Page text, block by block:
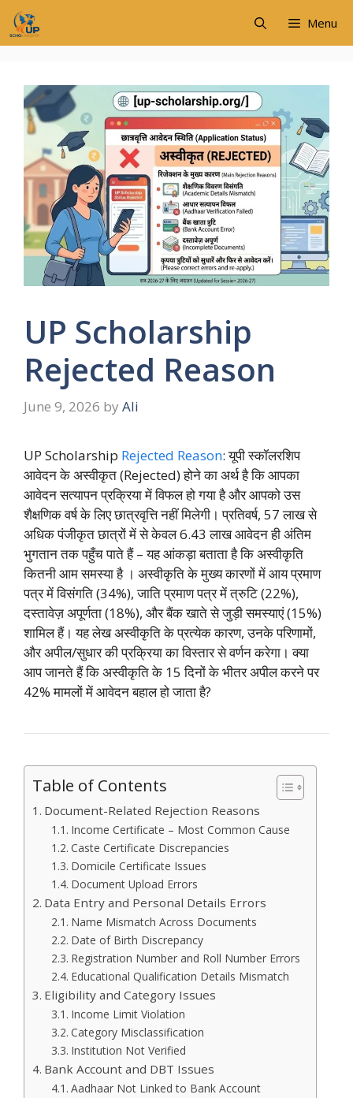
Skip
content
Menu
UP Scholarship
Rejected Reason
June 9, 2026 by Ali
UP Scholarship Rejected Reason: यूपी स्कॉलरशिप
आवेदन के अस्वीकृत (Rejected) होने का अर्थ है कि आपका
आवेदन सत्यापन प्रक्रिया में विफल हो गया है और आपको उस
शैक्षणिक वर्ष के लिए छात्रवृत्ति नहीं मिलेगी। प्रतिवर्ष, 57 लाख से
अधिक पंजीकृत छात्रों में से केवल 6.43 लाख आवेदन ही अंतिम
भुगतान तक पहुँच पाते हैं – यह आंकड़ा बताता है कि अस्वीकृति
कितनी आम समस्या है । अस्वीकृति के मुख्य कारणों में आय प्रमाण
पत्र में विसंगति (34%), जाति प्रमाण पत्र में त्रुटि (22%),
दस्तावेज़ अपूर्णता (18%), और बैंक खाते से जुड़ी समस्याएं (15%)
शामिल हैं। यह लेख अस्वीकृति के प्रत्येक कारण, उनके परिणामों,
और अपील/सुधार की प्रक्रिया का विस्तार से वर्णन करेगा। क्या
आप जानते हैं कि अस्वीकृति के 15 दिनों के भीतर अपील करने पर
42% मामलों में आवेदन बहाल हो जाता है?
Table of Contents
Document-Related Rejection Reasons
Income Certificate – Most Common Cause
Caste Certificate Discrepancies
Domicile Certificate Issues
Document Upload Errors
Data Entry and Personal Details Errors
Name Mismatch Across Documents
Date of Birth Discrepancy
Registration Number and Roll Number Errors
Educational Qualification Details Mismatch
Eligibility and Category Issues
Income Limit Violation
Category Misclassification
Institution Not Verified
Bank Account and DBT Issues
Aadhaar Not Linked to Bank Account